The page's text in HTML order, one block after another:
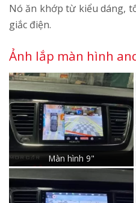
Nó ăn khớp từ kiểu dáng,
giắc điện.
Ảnh lắp màn hình
Màn hình 9"